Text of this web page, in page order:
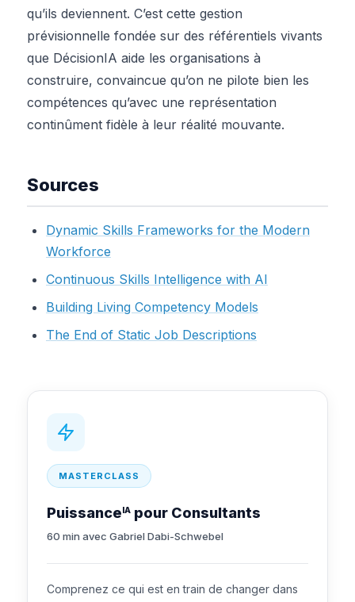
qu’ils deviennent. C’est cette gestion
prévisionnelle fondée sur des référentiels vivants
que DécisionIA aide les organisations à
construire, convaincue qu’on ne pilote bien les
compétences qu’avec une représentation
continûment fidèle à leur réalité mouvante.
Sources
Dynamic Skills Frameworks for the Modern
Workforce
Continuous Skills Intelligence with AI
Building Living Competency Models
The End of Static Job Descriptions
MASTERCLASS
Puissance IA pour Consultants
60 min avec Gabriel Dabi-Schwebel
Comprenez ce qui est en train de changer dans